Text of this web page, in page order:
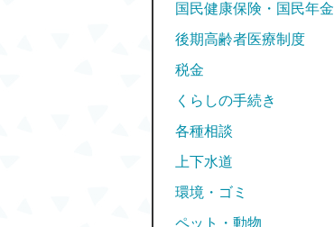
国民健康保険・国民年金
後期高齢者医療制度
税金
くらしの手続き
各種相談
上下水道
環境・ゴミ
ペット・動物